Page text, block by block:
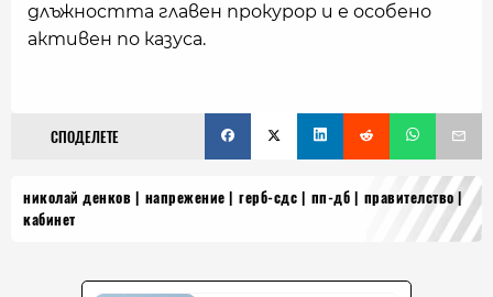
длъжността главен прокурор и е особено
активен по казуса.
СПОДЕЛЕТЕ
николай денков напрежение герб-сдс пп-дб
правителство
кабинет